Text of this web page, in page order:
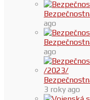
ago
ago
3 roky ago